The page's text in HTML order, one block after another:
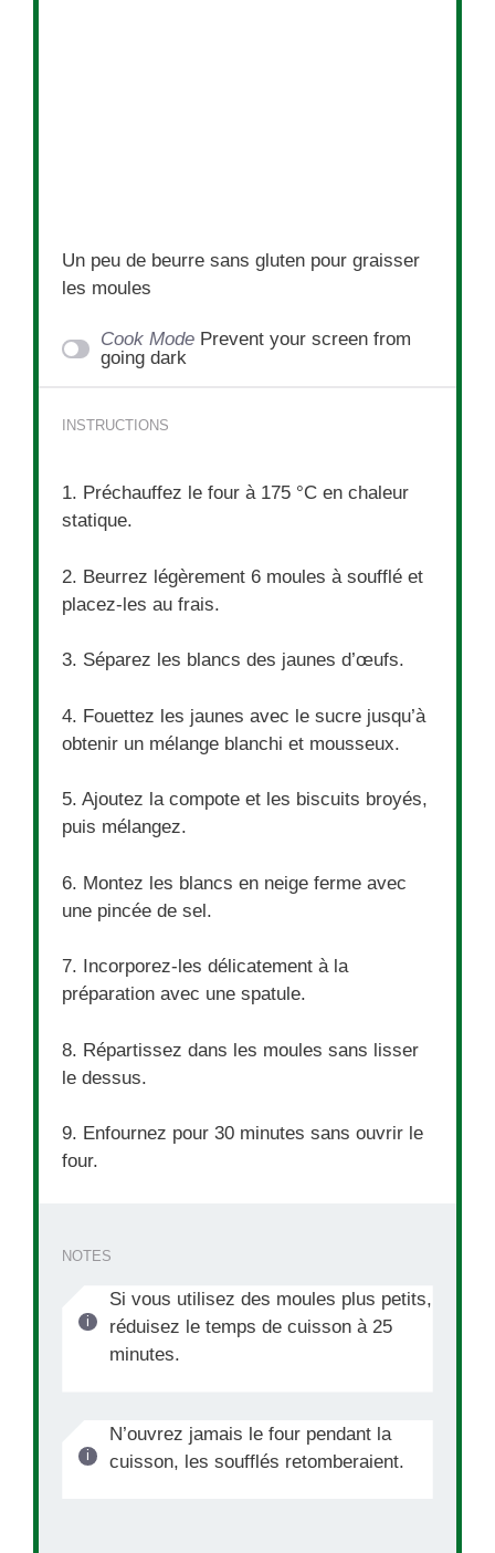
Un peu de beurre sans gluten pour graisser
les moules
Cook Mode Prevent your screen from
going dark
INSTRUCTIONS
1. Préchauffez le four à 175 °C en chaleur
statique.
2. Beurrez légèrement 6 moules à soufflé et
placez-les au frais.
3. Séparez les blancs des jaunes d’œufs.
4. Fouettez les jaunes avec le sucre jusqu’à
obtenir un mélange blanchi et mousseux.
5. Ajoutez la compote et les biscuits broyés,
puis mélangez.
6. Montez les blancs en neige ferme avec
une pincée de sel.
7. Incorporez-les délicatement à la
préparation avec une spatule.
8. Répartissez dans les moules sans lisser
le dessus.
9. Enfournez pour 30 minutes sans ouvrir le
four.
NOTES
Si vous utilisez des moules plus petits,
réduisez le temps de cuisson à 25
minutes.
N’ouvrez jamais le four pendant la
cuisson, les soufflés retomberaient.